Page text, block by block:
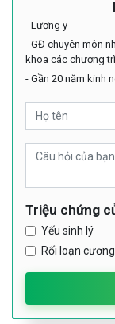
- Lương y
- GĐ chuyên môn
khoa các chương
- Gần 20 năm kinh
Triệu chứng
Yếu sinh lý
Rối loạn